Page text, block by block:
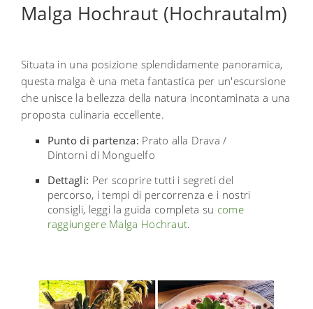
Malga Hochraut (Hochrautalm)
Situata in una posizione splendidamente panoramica,
questa malga è una meta fantastica per un'escursione
che unisce la bellezza della natura incontaminata a una
proposta culinaria eccellente.
Punto di partenza: Prato alla Drava /
Dintorni di Monguelfo
Dettagli: Per scoprire tutti i segreti del
percorso, i tempi di percorrenza e i nostri
consigli, leggi la guida completa su come
raggiungere Malga Hochraut.